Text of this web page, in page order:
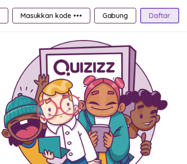
Masukkan kode ••• Gabung Daftar